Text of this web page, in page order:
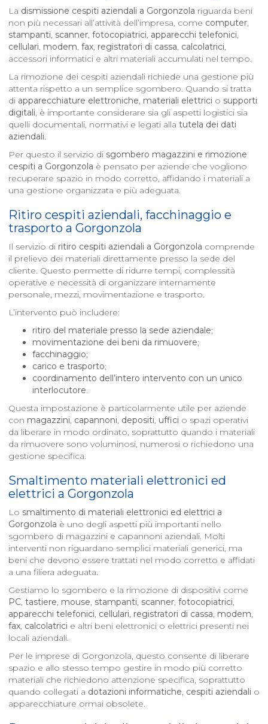
La dismissione cespiti aziendali a Gorgonzola riguarda beni
non più necessari all’attività dell’impresa, come computer,
stampanti, scanner, fotocopiatrici, apparecchi telefonici,
cellulari, modem, fax, registratori di cassa, calcolatrici,
accessori informatici e altri materiali accumulati nel tempo.
La rimozione dei cespiti aziendali richiede una gestione più
attenta rispetto a un semplice sgombero. Quando si tratta
di apparecchiature elettroniche, materiali elettrici o supporti
digitali, è importante considerare sia gli aspetti logistici sia
quelli documentali, normativi e legati alla tutela dei dati
aziendali.
Per questo il servizio di sgombero magazzini e rimozione
cespiti a Gorgonzola è pensato per aziende che vogliono
recuperare spazio in modo corretto, affidando i materiali a
una gestione organizzata e più adeguata.
Ritiro cespiti aziendali, facchinaggio e
trasporto a Gorgonzola
Il servizio di ritiro cespiti aziendali a Gorgonzola comprende
il prelievo dei materiali direttamente presso la sede del
cliente. Questo permette di ridurre tempi, complessità
operative e necessità di organizzare internamente
personale, mezzi, movimentazione e trasporto.
L’intervento può includere:
ritiro del materiale presso la sede aziendale;
movimentazione dei beni da rimuovere;
facchinaggio;
carico e trasporto;
coordinamento dell’intero intervento con un unico
interlocutore.
Questa impostazione è particolarmente utile per aziende
con magazzini, capannoni, depositi, uffici o spazi operativi
da liberare in modo ordinato, soprattutto quando i materiali
da rimuovere sono voluminosi, numerosi o richiedono una
gestione specifica.
Smaltimento materiali elettronici ed
elettrici a Gorgonzola
Lo smaltimento di materiali elettronici ed elettrici a
Gorgonzola è uno degli aspetti più importanti nello
sgombero di magazzini e capannoni aziendali. Molti
interventi non riguardano semplici materiali generici, ma
beni che devono essere trattati nel modo corretto e affidati
a una filiera adeguata.
Gestiamo lo sgombero e la rimozione di dispositivi come
PC, tastiere, mouse, stampanti, scanner, fotocopiatrici,
apparecchi telefonici, cellulari, registratori di cassa, modem,
fax, calcolatrici e altri beni elettronici o elettrici presenti nei
locali aziendali.
Per le imprese di Gorgonzola, questo consente di liberare
spazio e allo stesso tempo gestire in modo più corretto
materiali che richiedono attenzione specifica, soprattutto
quando collegati a dotazioni informatiche, cespiti aziendali o
apparecchiature ormai obsolete.